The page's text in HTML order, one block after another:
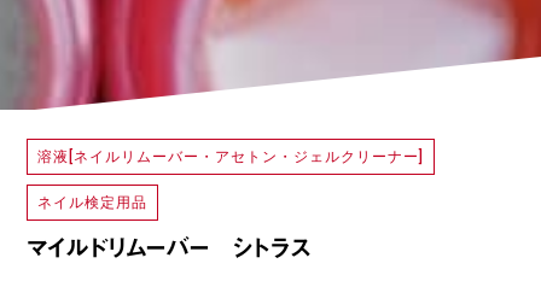
溶液[ネイルリムーバー・アセトン・ジェルクリーナー]
ネイル検定用品
マイルドリムーバー シトラス